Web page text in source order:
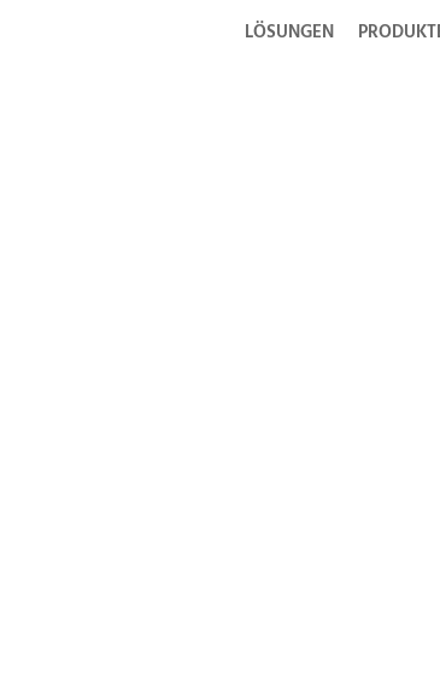
LÖSUNGEN